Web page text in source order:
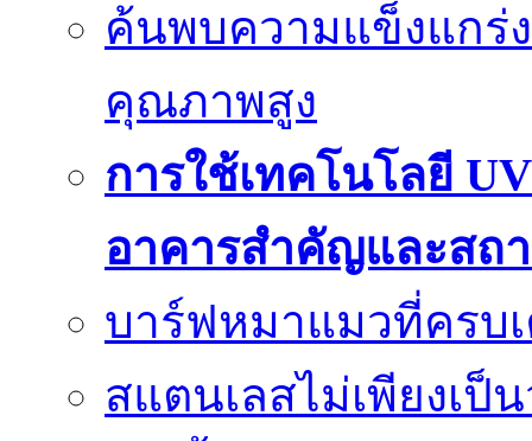
ค้นพบความแข็งแกร่
คุณภาพสูง
การใช้เทคโนโลยี
อาคารสำคัญและสถ
บาร์ฟหมาแมวที่ครบ
สแตนเลสไม่เพียงเ